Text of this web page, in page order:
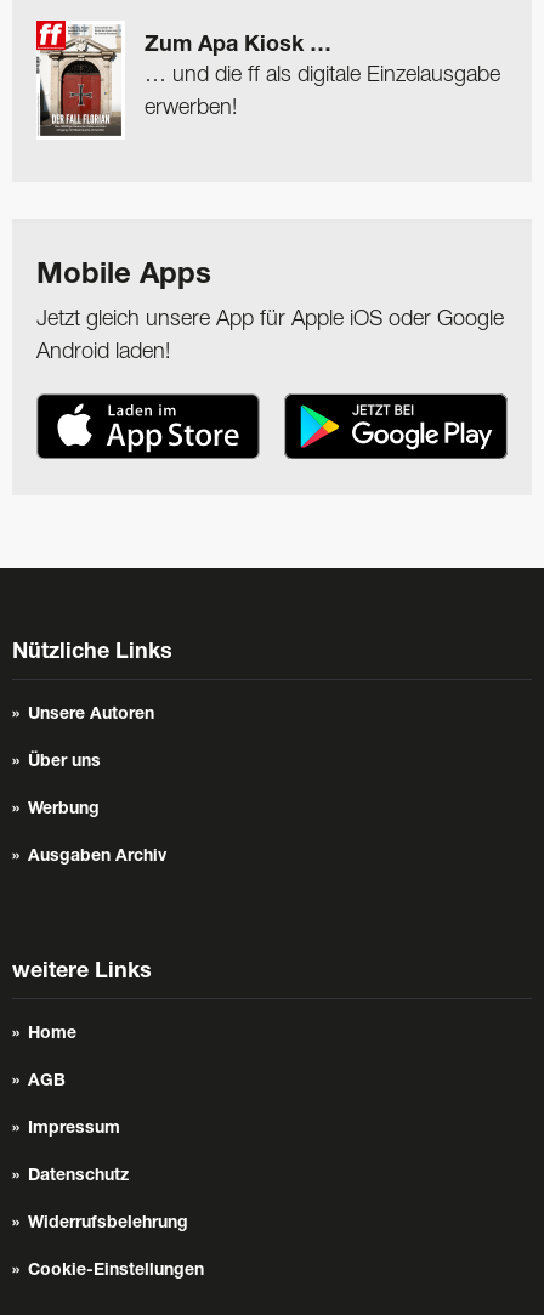
Zum Apa Kiosk …
… und die ff als digitale Einzelausgabe
erwerben!
Mobile Apps
Jetzt gleich unsere App für Apple iOS oder Google
Android laden!
Nützliche Links
Unsere Autoren
Über uns
Werbung
Ausgaben Archiv
weitere Links
Home
AGB
Impressum
Datenschutz
Widerrufsbelehrung
Cookie-Einstellungen